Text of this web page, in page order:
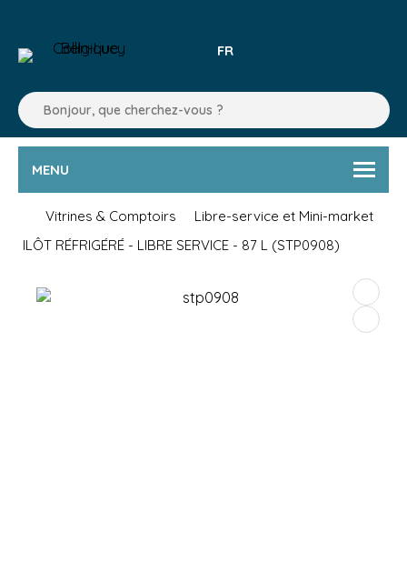
FR
MENU
Vitrines & Comptoirs
Libre-service et Mini-market
ILÔT RÉFRIGÉRÉ - LIBRE SERVICE - 87 L (STP0908)